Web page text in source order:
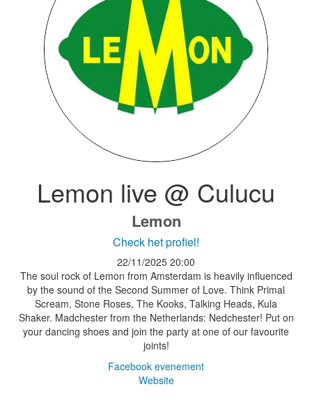
Lemon live @ Culucu
Lemon
Check het profiel!
22/11/2025 20:00
The soul rock of Lemon from Amsterdam is heavily influenced
by the sound of the Second Summer of Love. Think Primal
Scream, Stone Roses, The Kooks, Talking Heads, Kula
Shaker. Madchester from the Netherlands: Nedchester! Put on
your dancing shoes and join the party at one of our favourite
joints!
Facebook evenement
Website